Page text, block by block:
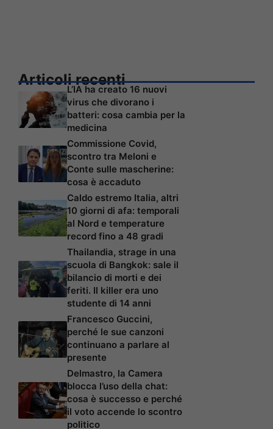
Articoli recenti
L’IA ha creato 16 nuovi
virus che divorano i
batteri: cosa cambia per la
medicina
Commissione Covid,
scontro tra Meloni e
Conte sulle mascherine:
cosa è accaduto
Caldo estremo Italia, altri
10 giorni di afa: temporali
al Nord e temperature
record fino a 48 gradi
Thailandia, strage in una
scuola di Bangkok: sale il
bilancio di morti e dei
feriti. Il killer era uno
studente di 14 anni
Francesco Guccini,
perché le sue canzoni
continuano a parlare al
presente
Delmastro, la Camera
blocca l’uso della chat:
cosa è successo e perché
il voto accende lo scontro
politico